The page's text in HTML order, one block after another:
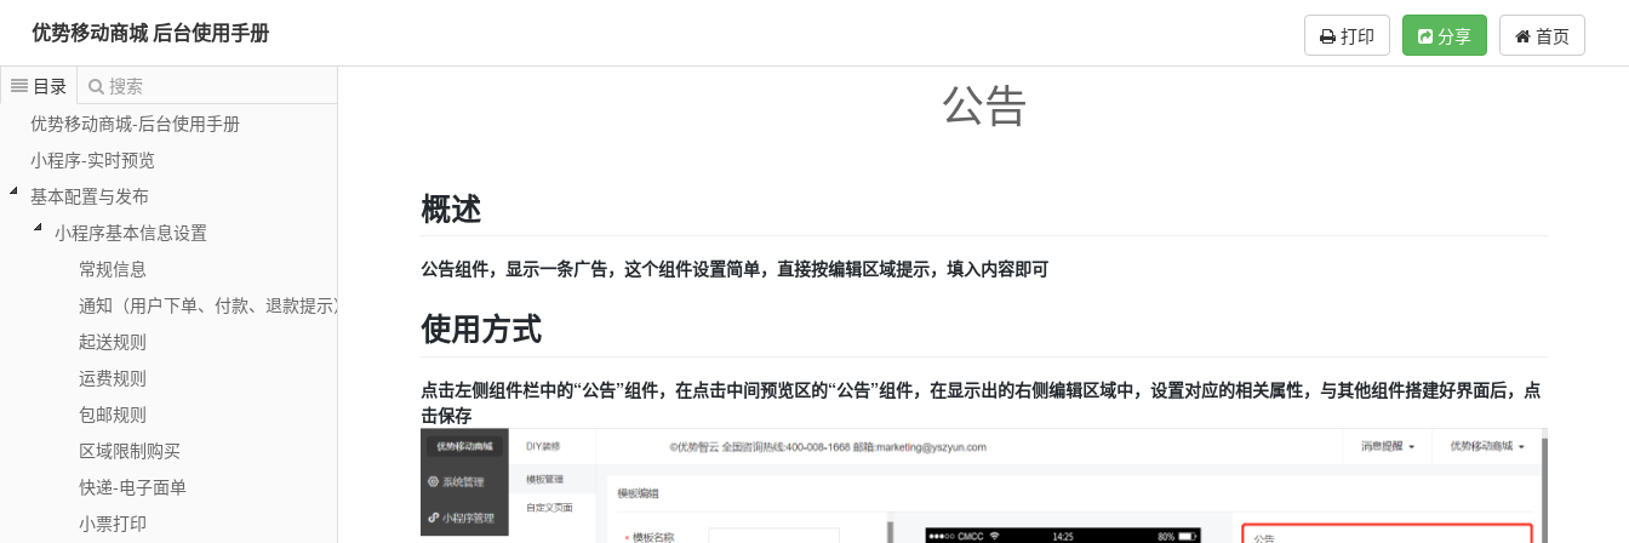
优势移动商城 后台使用手册 打印 首页
分享
目录
搜索
优势移动商城-后台使用手册
小程序-实时预览
基本配置与发布
小程序基本信息设置
常规信息
通知（用户下单、付款、退款提示）
起送规则
运费规则
包邮规则
区域限制购买
快递-电子面单
小票打印
公告
概述
公告组件，显示一条广告，这个组件设置简单，直接按编辑区域提示，填入内容即可
使用方式
点击左侧组件栏中的“公告”组件，在点击中间预览区的“公告”组件，在显示出的右侧编辑区域中，设置对应的相关属性，与其他组件搭建好界面后，点
击保存